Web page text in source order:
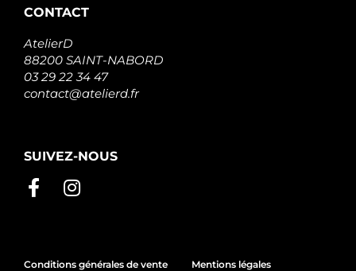
CONTACT
AtelierD
88200 SAINT-NABORD
03 29 22 34 47
contact@atelierd.fr
SUIVEZ-NOUS
Conditions générales de vente Mentions légales